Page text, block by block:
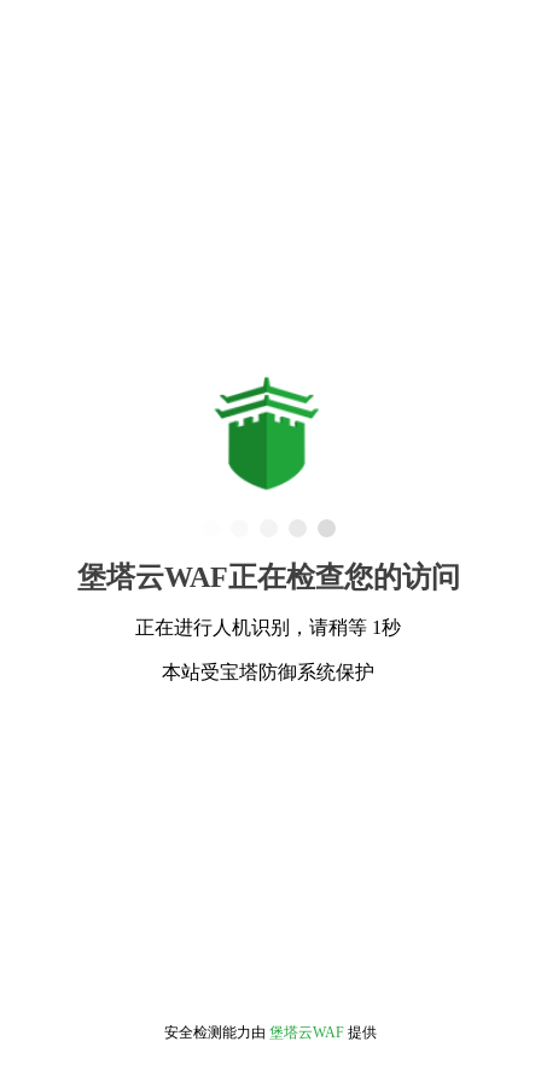
堡塔云WAF正在检查您的访问
正在进行人机识别，请稍等 1秒
本站受宝塔防御系统保护
安全检测能力由 堡塔云WAF 提供